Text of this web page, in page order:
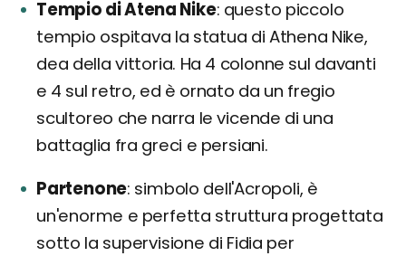
Tempio di Atena Nike questo piccolo
tempio ospitava la statua di Athena Nike,
dea della vittoria. Ha 4 colonne sul davanti
e 4 sul retro, ed è ornato da un fregio
scultoreo che narra le vicende di una
battaglia fra greci e persiani.
Partenone simbolo dell'Acropoli, è
un'enorme e perfetta struttura progettata
sotto la supervisione di Fidia per